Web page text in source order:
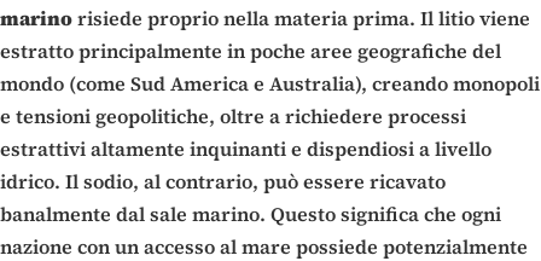
marinorisiede proprio nella materia prima. Il litio viene
estratto principalmente in poche aree geografiche del
mondo (come Sud America e Australia), creando monopoli
e tensioni geopolitiche, oltre a richiedere processi
estrattivi altamente inquinanti e dispendiosi a livello
idrico. Il sodio, al contrario, può essere ricavato
banalmente dal sale marino. Questo significa che ogni
nazione con un accesso al mare possiede potenzialmente